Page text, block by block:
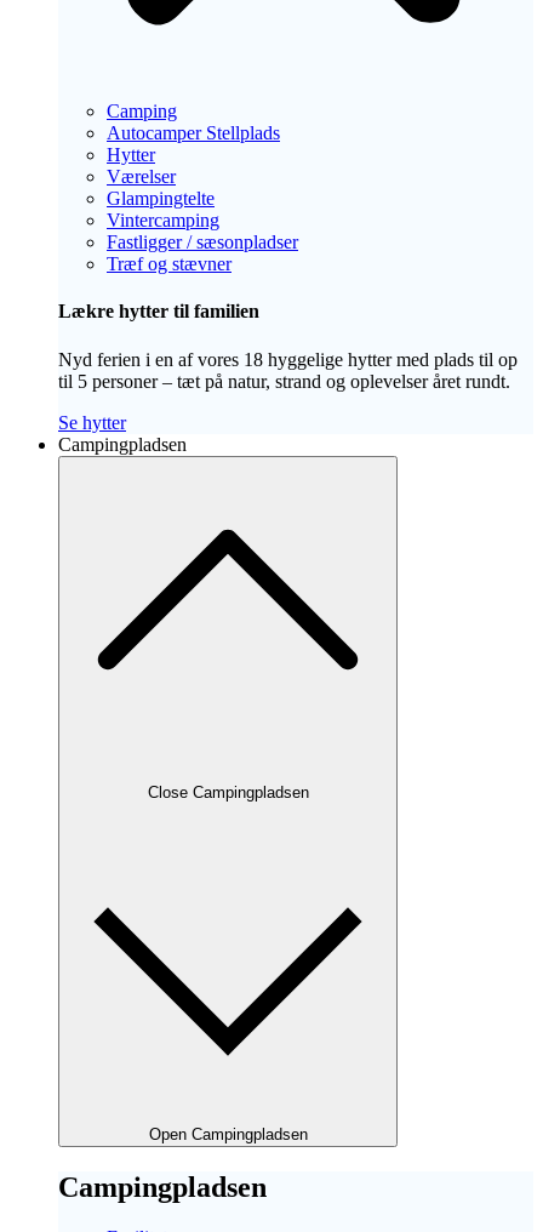
Camping
Autocamper Stellplads
Hytter
Værelser
Glampingtelte
Vintercamping
Fastligger / sæsonpladser
Træf og stævner
Lækre hytter til familien
Nyd ferien i en af vores 18 hyggelige hytter med plads til op
til 5 personer – tæt på natur, strand og oplevelser året rundt.
Se hytter
Campingpladsen
Close Campingpladsen
Open Campingpladsen
Campingpladsen